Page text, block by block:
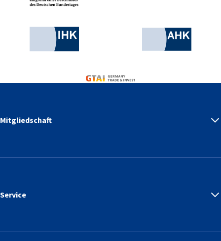
Industrie- und Handelskammer
Germany Trade & Invest
Mitgliedschaft
Service